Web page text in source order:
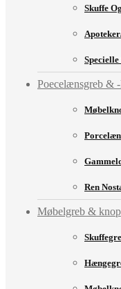
Skuffe
Poecelænsgreb &
Ren
Møbelgreb &